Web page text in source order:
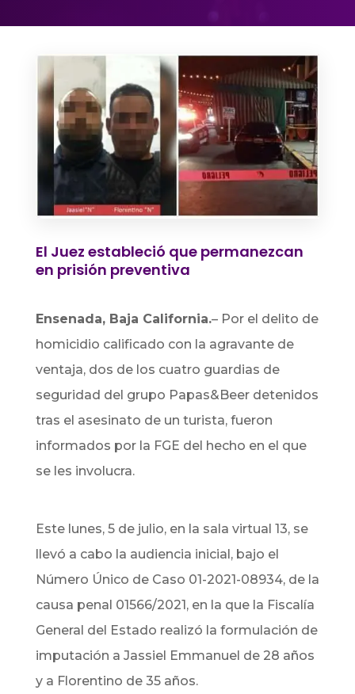
El Juez estableció que permanezcan
en prisión preventiva
Ensenada, Baja California.– Por el delito de
homicidio calificado con la agravante de
ventaja, dos de los cuatro guardias de
seguridad del grupo Papas&Beer detenidos
tras el asesinato de un turista, fueron
informados por la FGE del hecho en el que
se les involucra.
Este lunes, 5 de julio, en la sala virtual 13, se
llevó a cabo la audiencia inicial, bajo el
Número Único de Caso 01-2021-08934, de la
causa penal 01566/2021, en la que la Fiscalía
General del Estado realizó la formulación de
imputación a Jassiel Emmanuel de 28 años
y a Florentino de 35 años.